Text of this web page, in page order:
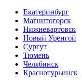
Екатеринбург
Магнитогорск
Нижневартовск
Новый Уренгой
Сургут
Тюмень
Челябинск
Краснотурьинск